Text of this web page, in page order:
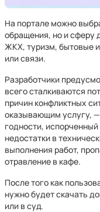
На портале можно
обращения, но и сферу
ЖКХ, туризм, бытовые
или связи.
Разработчики
всего сталкиваются
причин конфликтных
оказывающим услугу,
годности,
недостатки в
выполнения работ,
отравление в кафе.
После того как
нужно будет скачать
или в суд.